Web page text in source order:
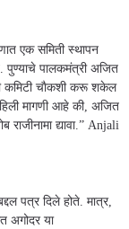
एक समिती स्थापन
पुण्याचे पालकमंत्री अजित
कमिटी चाैकशी करू शकेल
मागणी आहे की, अजित
राजीनामा द्यावा.” Anjali
पत्र दिले होते. मात्र,
अगोदर या